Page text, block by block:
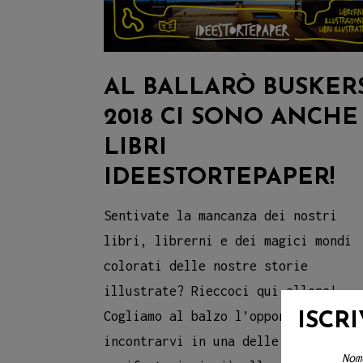
AL BALLARÒ
2018 CI SONO ANCHE
LIBRI
IDEESTORTEPAPER!
Sentivate la mancanza dei nostri
libri, librerni e dei magici mondi
colorati delle nostre storie
illustrate? Rieccoci qui allora!
Cogliamo al balzo l’opportunità per
incontrarvi in una delle